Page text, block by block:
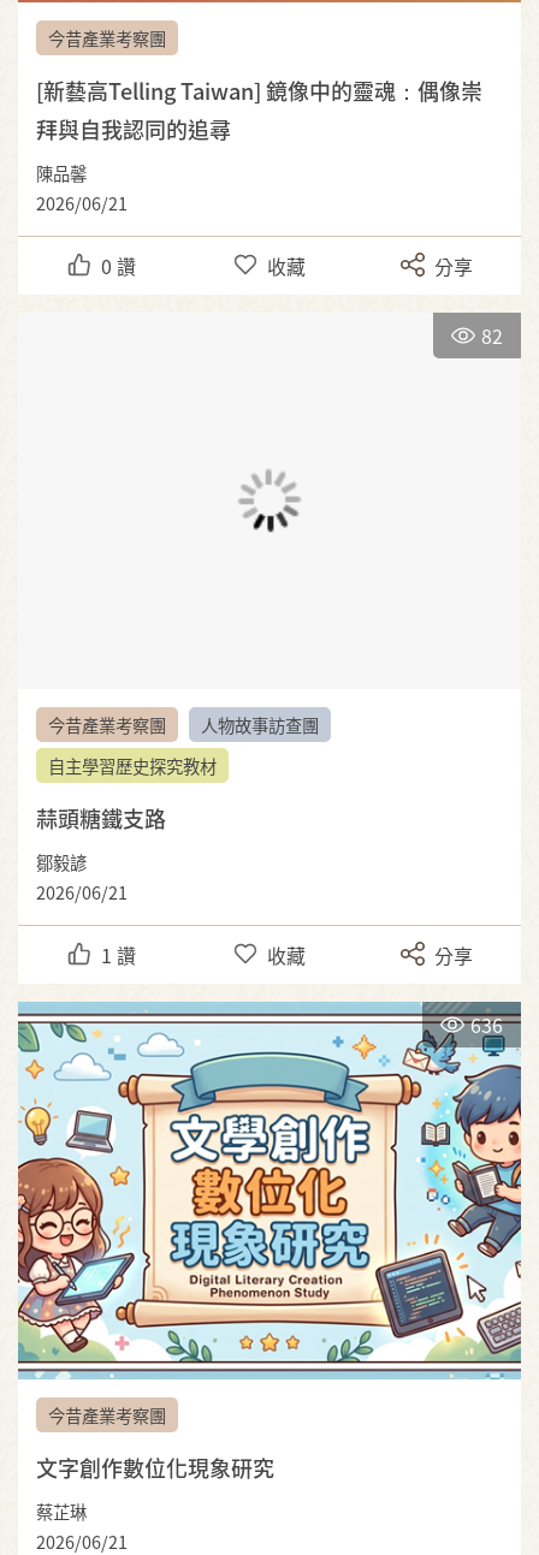
今昔產業考察團
[新藝高Telling Taiwan] 鏡像中的靈魂：偶像崇
拜與自我認同的追尋
陳品馨
2026/06/21
0 讚 收藏 分享
82
今昔產業考察團
人物故事訪查團
自主學習歷史探究教材
蒜頭糖鐵支路
鄒毅諺
2026/06/21
1 讚 收藏 分享
636
今昔產業考察團
文字創作數位化現象研究
蔡芷琳
2026/06/21